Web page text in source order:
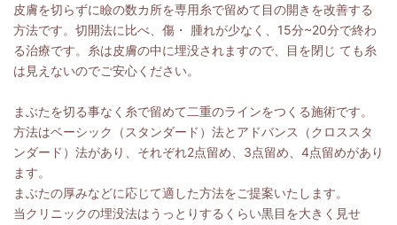
皮膚を切らずに瞼の数カ所を専用糸で留めて目の開きを改善する
方法です。切開法に比べ、傷・ 腫れが少なく、15分~20分で終わ
る治療です。糸は皮膚の中に埋没されますので、目を閉じ ても糸
は見えないのでご安心ください。
まぶたを切る事なく糸で留めて二重のラインをつくる施術です。
方法はベーシック（スタンダード）法とアドバンス（クロススタ
ンダード）法があり、それぞれ2点留め、3点留め、4点留めがあり
ます。
まぶたの厚みなどに応じて適した方法をご提案いたします。
当クリニックの埋没法はうっとりするくらい黒目を大きく見せ